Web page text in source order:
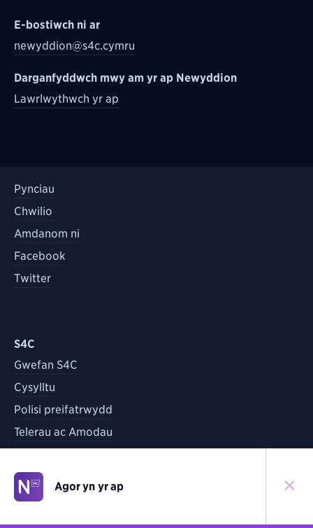
E-bostiwch ni ar
newyddion@s4c.cymru
Darganfyddwch mwy am yr ap Newyddion
Lawrlwythwch yr ap
Pynciau
Chwilio
Amdanom ni
Facebook
Twitter
S4C
Gwefan S4C
Cysylltu
Polisi preifatrwydd
Telerau ac Amodau
Yn ôl i'r brig
Agor yn yr ap